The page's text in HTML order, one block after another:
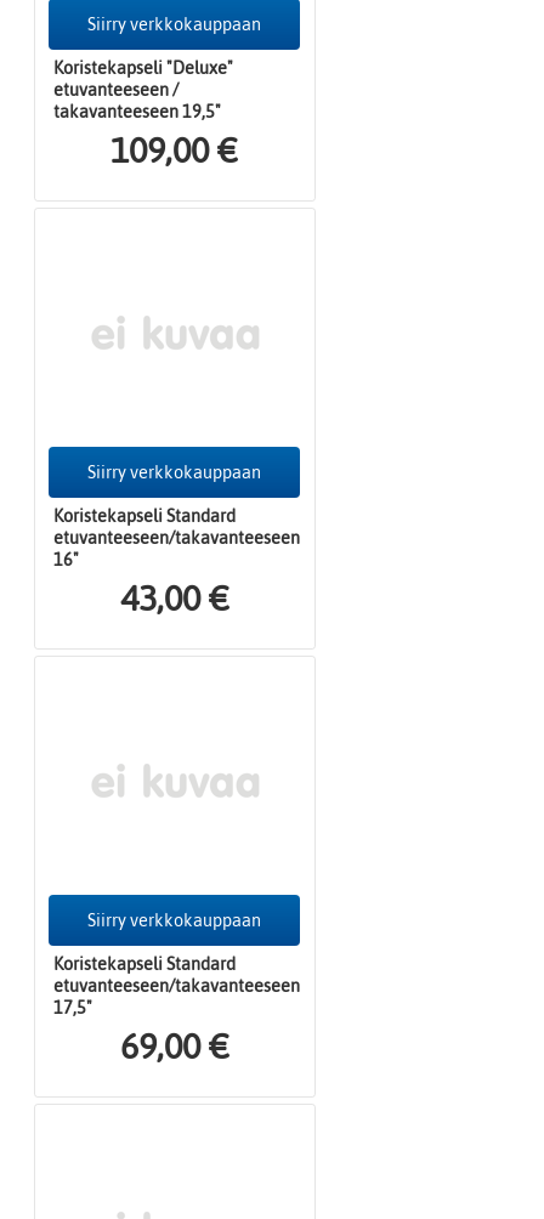
Siirry verkkokauppaan
Koristekapseli "Deluxe"
etuvanteeseen /
takavanteeseen 19,5"
109,00 €
Siirry verkkokauppaan
Koristekapseli Standard
etuvanteeseen/takavanteeseen
16"
43,00 €
Siirry verkkokauppaan
Koristekapseli Standard
etuvanteeseen/takavanteeseen
17,5"
69,00 €